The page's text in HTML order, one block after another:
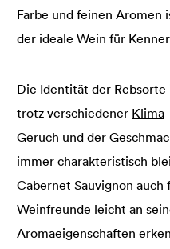
Farbe und feinen Aromen
der ideale Wein für
Die Identität der Rebsorte
trotz verschiedener Klima
Geruch und der
immer charakteristisch
Cabernet Sauvignon
Weinfreunde leicht an
Aromaeigenschaften